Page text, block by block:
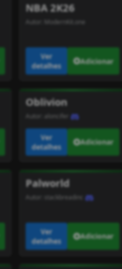
NBA 2K26
Autor: ModernKit.one
Ver
detalhes
Adicionar
Oblivion
Autor: aloncifer
Ver
detalhes
Adicionar
Palworld
Autor: stackbreadinc
Ver
detalhes
Adicionar